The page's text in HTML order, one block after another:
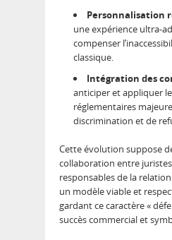
Personnalisation
une expérience ultra-
compenser
classique.
Intégration des
anticiper et appliquer
réglementaires
discrimination et de
Cette évolution suppose
collaboration entre
responsables de la
un modèle viable et
gardant ce caractère «
succès commercial et